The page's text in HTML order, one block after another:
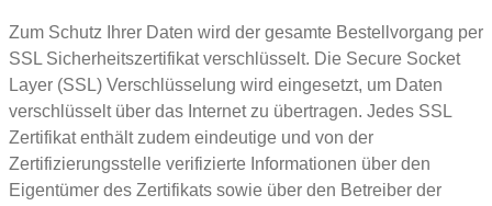
Zum Schutz Ihrer Daten wird der gesamte Bestellvorgang per
SSL Sicherheitszertifikat verschlüsselt. Die Secure Socket
Layer (SSL) Verschlüsselung wird eingesetzt, um Daten
verschlüsselt über das Internet zu übertragen. Jedes SSL
Zertifikat enthält zudem eindeutige und von der
Zertifizierungsstelle verifizierte Informationen über den
Eigentümer des Zertifikats sowie über den Betreiber der